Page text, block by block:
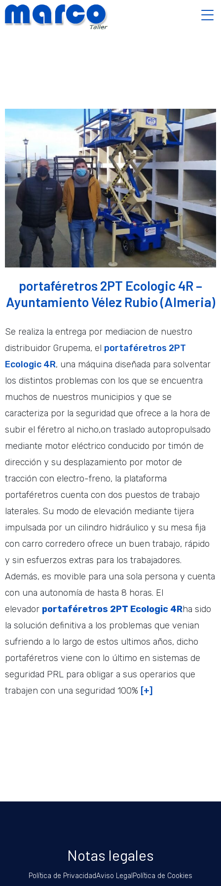
portaféretros 2PT Ecologic 4R –
Ayuntamiento Vélez Rubio (Almeria)
Se realiza la entrega por mediacion de nuestro
distribuidor Grupema, el portaféretros 2PT
Ecologic 4R, una máquina diseñada para solventar
los distintos problemas con los que se encuentra
muchos de nuestros municipios y que se
caracteriza por la seguridad que ofrece a la hora de
subir el féretro al nicho,on traslado autopropulsado
mediante motor eléctrico conducido por timón de
dirección y su desplazamiento por motor de
tracción con electro-freno, la plataforma
portaféretros cuenta con dos puestos de trabajo
laterales. Su modo de elevación mediante tijera
impulsada por un cilindro hidráulico y su mesa fija
con carro corredero ofrece un buen trabajo, rápido
y sin esfuerzos extras para los trabajadores.
Además, es movible para una sola persona y cuenta
con una autonomía de hasta 8 horas. El
elevador portaféretros 2PT Ecologic 4Rha sido
la solución definitiva a los problemas que venian
sufriendo a lo largo de estos ultimos años, dicho
portaféretros viene con lo último en sistemas de
seguridad PRL para obligar a sus operarios que
trabajen con una seguridad 100% [+]
Notas legales
Política de PrivacidadAviso Legal Política de Cookies